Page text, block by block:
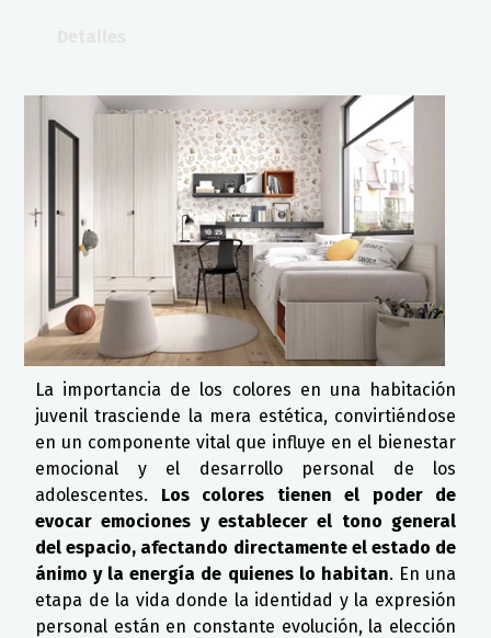
La importancia de los colores en una habitación
juvenil trasciende la mera estética, convirtiéndose
en un componente vital que influye en el bienestar
emocional y el desarrollo personal de los
adolescentes. Los colores tienen el poder de
evocar emociones y establecer el tono general
del espacio, afectando directamente el estado de
ánimo y la energía de quienes lo habitan. En una
etapa de la vida donde la identidad y la expresión
personal están en constante evolución, la elección